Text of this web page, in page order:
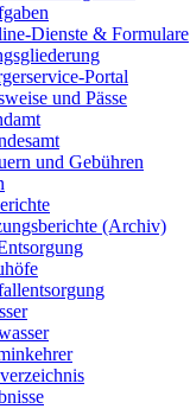
Dienste & Formulare
Portal
und Pässe
und Gebühren
(Archiv)